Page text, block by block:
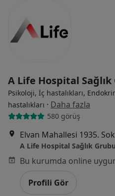
A Life Hospital Sağlık
Psikoloji, İç hastalıkları,
hastalıkları · Daha fazla
580 görüş
A Life Hospital Sağlık Grubu
Profili Gör